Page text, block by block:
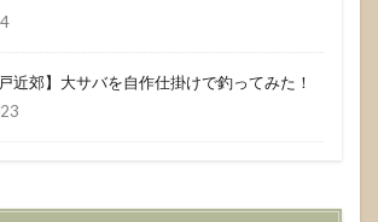
近郊】大サバを自作仕掛けで釣ってみた！